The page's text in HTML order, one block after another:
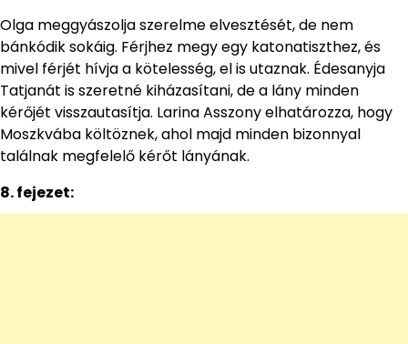
Olga meggyászolja szerelme elvesztését, de nem
bánkódik sokáig. Férjhez megy egy katonatiszthez, és
mivel férjét hívja a kötelesség, el is utaznak. Édesanyja
Tatjanát is szeretné kiházasítani, de a lány minden
kérőjét visszautasítja. Larina Asszony elhatározza, hogy
Moszkvába költöznek, ahol majd minden bizonnyal
találnak megfelelő kérőt lányának.
8. fejezet: